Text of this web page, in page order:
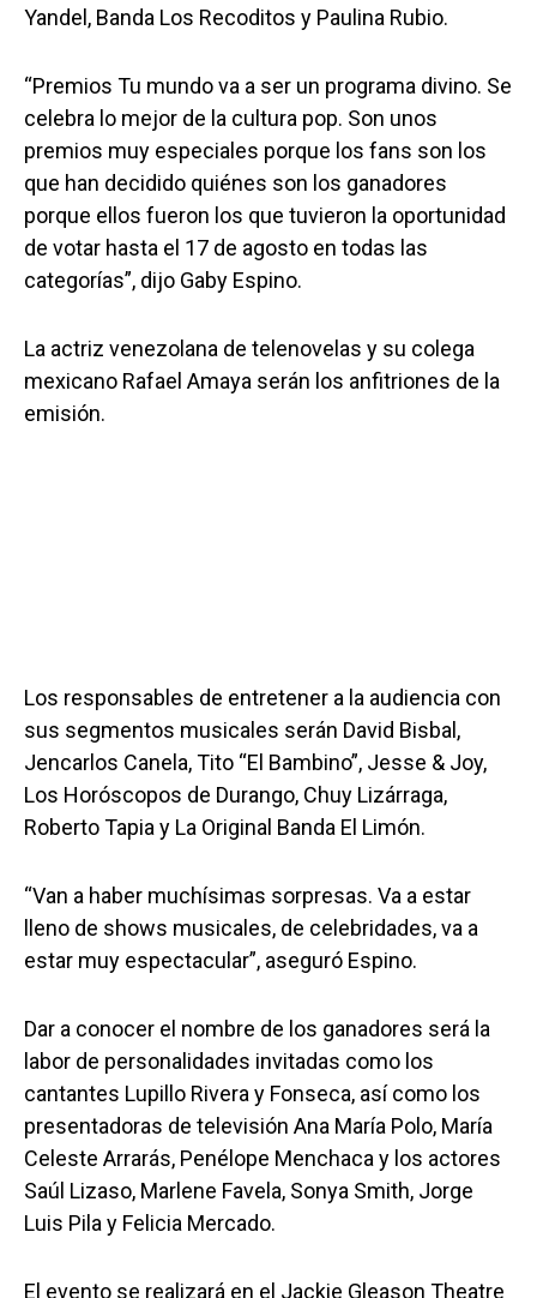
Yandel, Banda Los Recoditos y Paulina Rubio.
“Premios Tu mundo va a ser un programa divino. Se
celebra lo mejor de la cultura pop. Son unos
premios muy especiales porque los fans son los
que han decidido quiénes son los ganadores
porque ellos fueron los que tuvieron la oportunidad
de votar hasta el 17 de agosto en todas las
categorías”, dijo Gaby Espino.
La actriz venezolana de telenovelas y su colega
mexicano Rafael Amaya serán los anfitriones de la
emisión.
Los responsables de entretener a la audiencia con
sus segmentos musicales serán David Bisbal,
Jencarlos Canela, Tito “El Bambino”, Jesse & Joy,
Los Horóscopos de Durango, Chuy Lizárraga,
Roberto Tapia y La Original Banda El Limón.
“Van a haber muchísimas sorpresas. Va a estar
lleno de shows musicales, de celebridades, va a
estar muy espectacular”, aseguró Espino.
Dar a conocer el nombre de los ganadores será la
labor de personalidades invitadas como los
cantantes Lupillo Rivera y Fonseca, así como los
presentadoras de televisión Ana María Polo, María
Celeste Arrarás, Penélope Menchaca y los actores
Saúl Lizaso, Marlene Favela, Sonya Smith, Jorge
Luis Pila y Felicia Mercado.
El evento se realizará en el Jackie Gleason Theatre